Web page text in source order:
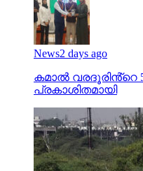
News2 days ago
കമാൽ
പ്രകാശിതമായി